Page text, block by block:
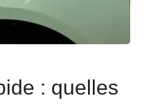
: quelles